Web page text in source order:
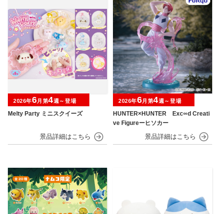
Melty Party ミニスクイーズ
2026年6月第4週～登場
HUNTER×HUNTER Exc∞d Creati
ve Figureーヒソカー
2026年6月第4週～登場